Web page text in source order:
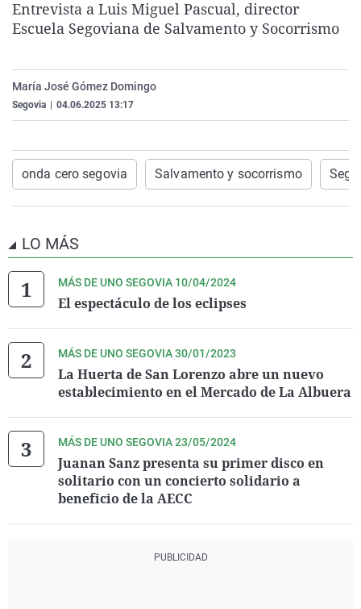
La rosa de los vientos
Gente viajera
Como el perro y el
Caso
Retornados
Equipo de
Extremadura
Galicia
La Rioja
País Vasco
Virales
Televisión
Elecciones
Entrevista a Luis Miguel Pascual, director
Escuela Segoviana de Salvamento y Socorrismo
María José Gómez Domingo
Segovia 04.06.2025 13:17
onda cero segovia Salvamento y socorrismo
LO MÁS
MÁS DE UNO SEGOVIA 10/04/2024
El espectáculo de los eclipses
MÁS DE UNO SEGOVIA 30/01/2023
La Huerta de San Lorenzo abre un nuevo
establecimiento en el Mercado de La Albuera
MÁS DE UNO SEGOVIA 23/05/2024
Juanan Sanz presenta su primer disco en
solitario con un concierto solidario a
beneficio de la AECC